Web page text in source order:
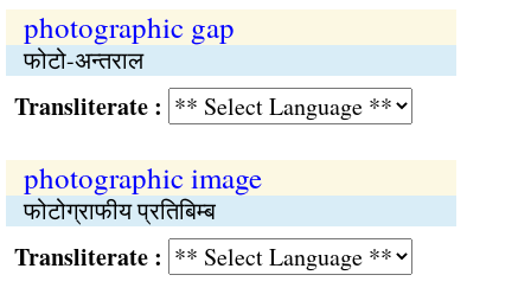
photographic gap
फोटो-अन्तराल
:
photographic image
फोटोग्राफीय प्रतिबिम्ब
: